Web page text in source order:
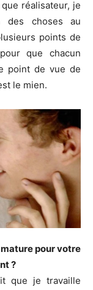
réalisateur, je
des choses au
points de
que chacun
point de vue de
le mien.
pour votre
?
que je travaille